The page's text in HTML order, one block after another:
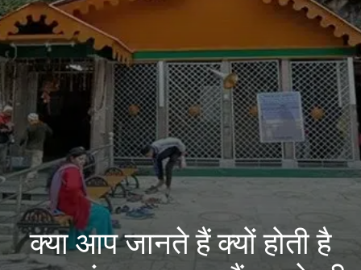
क्या आप जानते हैं क्यों होती है